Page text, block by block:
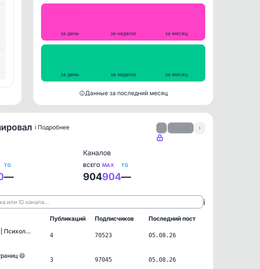
за день за неделю за месяц
за день за неделю за месяц
Данные за последний месяц
ℹ️ Подробнее ›
TG
—
Каналов
ВСЕГО
904
MAX
904
TG
—
или ID канала… ℹ️
Публикаций Подписчиков
Последний пост
Эзотерика | Психология Д…
4 70523 05.08.26
😄
3 97045 05.08.26